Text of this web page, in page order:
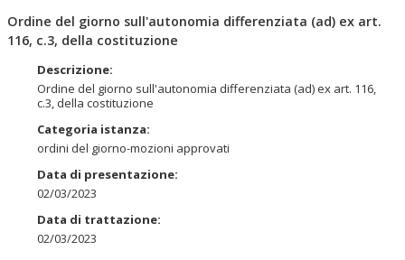
navigazione
Ordine del giorno sull'autonomia differenziata (ad) ex art.
116, c.3, della costituzione
Descrizione:
Ordine del giorno sull'autonomia differenziata (ad) ex art. 116,
c.3, della costituzione
Categoria istanza:
ordini del giorno-mozioni approvati
Data di presentazione:
02/03/2023
Data di trattazione:
02/03/2023